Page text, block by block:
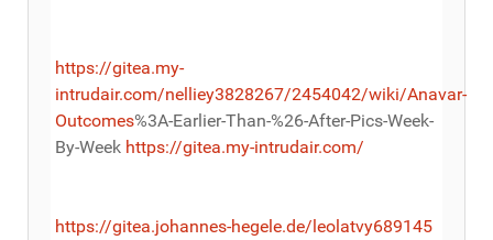
https://gitea.my-
intrudair.com/nelliey3828267/2454042/wiki/Anavar-
Outcomes%3A-Earlier-Than-%26-After-Pics-Week-
By-Week https://gitea.my-intrudair.com/
https://gitea.johannes-hegele.de/leolatvy689145